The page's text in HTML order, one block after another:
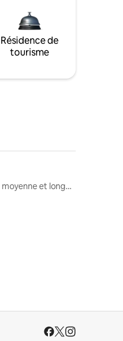
Résidence de
tourisme
Locations moyenne et longue durée